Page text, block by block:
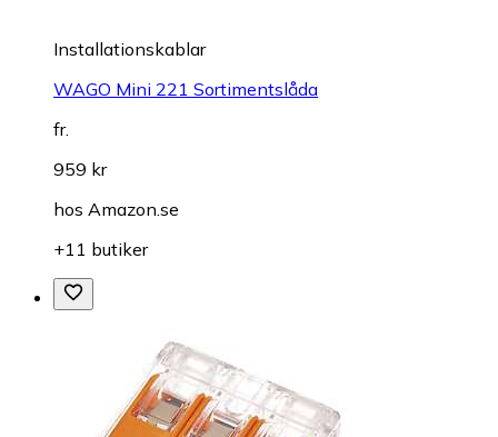
Installationskablar
WAGO Mini 221 Sortimentslåda
fr.
959 kr
hos Amazon.se
+11 butiker